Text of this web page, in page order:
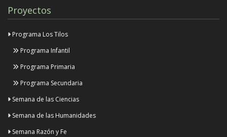
Proyectos
Programa Los Tilos
Programa Infantil
Programa Primaria
Programa Secundaria
Semana de las Ciencias
Semana de las Humanidades
Semana Razón y Fe